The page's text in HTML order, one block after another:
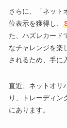
さらに、「ネット
位表示を獲得し、
た、ハズレカード
なチャレンジを楽
されるため、手に
直近、ネットオリ
り、トレーディン
にあります。